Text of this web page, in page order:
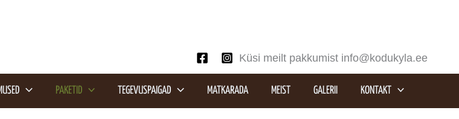
Küsi meilt pakkumist info@kodukyla.ee
PAKETID TEGEVUSPAIGAD MATKARADA MEIST GALERII KONTAKT